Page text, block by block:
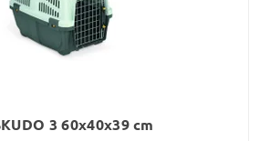
3 60x40x39 cm